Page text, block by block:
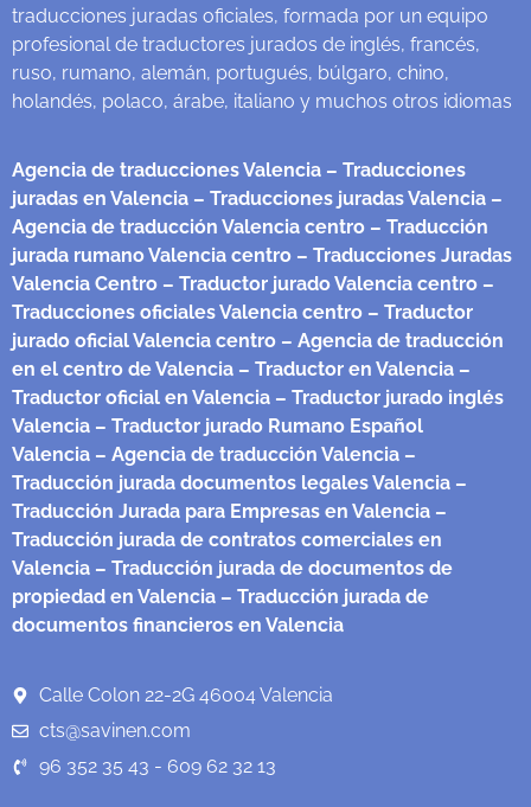
traducciones juradas oficiales, formada por un equipo
profesional de traductores jurados de inglés, francés,
ruso, rumano, alemán, portugués, búlgaro, chino,
holandés, polaco, árabe, italiano y muchos otros idiomas
Agencia de traducciones Valencia – Traducciones
juradas en Valencia – Traducciones juradas Valencia –
Agencia de traducción Valencia centro – Traducción
jurada rumano Valencia centro – Traducciones Juradas
Valencia Centro – Traductor jurado Valencia centro –
Traducciones oficiales Valencia centro – Traductor
jurado oficial Valencia centro – Agencia de traducción
en el centro de Valencia – Traductor en Valencia –
Traductor oficial en Valencia – Traductor jurado inglés
Valencia – Traductor jurado Rumano Español
Valencia – Agencia de traducción Valencia –
Traducción jurada documentos legales Valencia –
Traducción Jurada para Empresas en Valencia –
Traducción jurada de contratos comerciales en
Valencia – Traducción jurada de documentos de
propiedad en Valencia – Traducción jurada de
documentos financieros en Valencia
Calle Colon 22-2G 46004 Valencia
cts@savinen.com
96 352 35 43 - 609 62 32 13